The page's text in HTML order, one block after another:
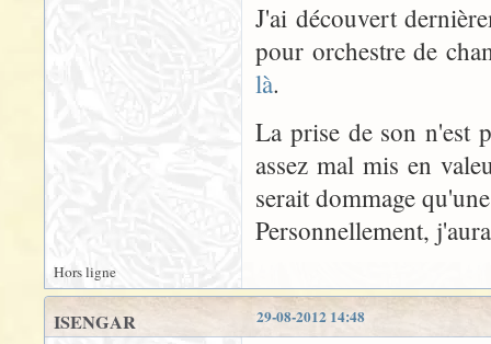
J'ai découvert
pour orchestre de
là.
La prise de son n'est
assez mal mis en
serait dommage
Personnellement,
Hors ligne
29-08-2012 14:48
ISENGAR